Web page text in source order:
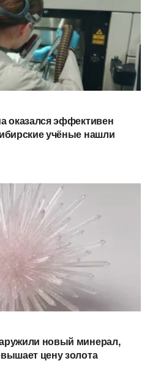
оказался эффективен
учёные нашли
новый минерал,
цену золота